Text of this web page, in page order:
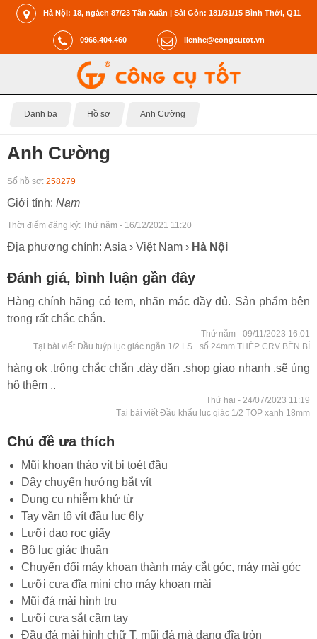
Hà Nội: 18, ngách 87/23 Tân Xuân | Sài Gòn: 181/31/15 Bình Thới, Q11
0966.404.460 lienhe@congcutot.vn
Danh bạ Hồ sơ Anh Cường
Anh Cường
Số hồ sơ: 258279
Giới tính: Nam
Thời điểm đăng ký: Thứ năm - 16/12/2021 11:20
Địa phương chính: Asia › Việt Nam › Hà Nội
Đánh giá, bình luận gần đây
Hàng chính hãng có tem, nhãn mác đầy đủ. Sản phẩm bên
trong rất chắc chắn.
Thứ năm - 09/11/2023 16:01
Tại bài viết Đầu tuýp lục giác ngắn 1/2 LS+ số 24mm THÉP CRV BỀN BỈ
hàng ok ,trông chắc chắn .dày dặn .shop giao nhanh .sẽ ủng
hộ thêm ..
Thứ hai - 24/07/2023 11:19
Tại bài viết Đầu khẩu lục giác 1/2 TOP xanh 18mm
Chủ đề ưa thích
Mũi khoan tháo vít bị toét đầu
Dây chuyển hướng bắt vít
Dụng cụ nhiễm khử từ
Tay vặn tô vít đầu lục 6ly
Lưỡi dao rọc giấy
Bộ lục giác thuần
Chuyển đổi máy khoan thành máy cắt góc, máy mài góc
Lưỡi cưa đĩa mini cho máy khoan mài
Mũi đá mài hình trụ
Lưỡi cưa sắt cầm tay
Đầu đá mài hình chữ T, mũi đá mà dạng đĩa tròn